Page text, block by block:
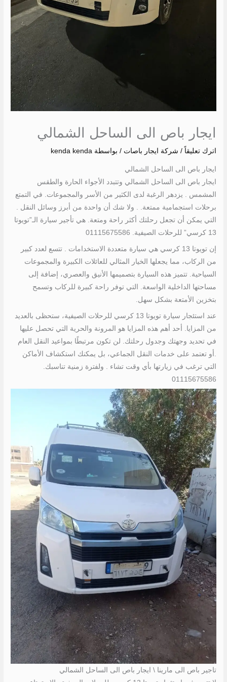
ايجار باص الى الساحل الشمالي
اترك تعليقاً / شركة ايجار باصات / بواسطة kenda kenda
ايجار باص الى الساحل الشمالي
ايجار باص الى الساحل الشمالي وتتبدد الأجواء الحارة والطقس
المشمس . يزدهر الرغبة لدى الكثير من الأسر والمجموعات. في التمتع
برحلات استجمامية ممتعة. . ولا شك أن واحدة من أبرز وسائل النقل .
التي يمكن أن تجعل رحلتك أكثر راحة ومتعة. هي تأجير سيارة الـ”تويوتا
13 كرسي” للرحلات الصيفية. 01115675586
إن تويوتا 13 كرسي هي سيارة متعددة الاستخدامات . تتسع لعدد كبير
من الركاب، مما يجعلها الخيار المثالي للعائلات الكبيرة والمجموعات
السياحية. تتميز هذه السيارة بتصميمها الأنيق والعصري، إضافة إلى
مساحتها الداخلية الواسعة. التي توفر راحة كبيرة للركاب وتسمح
بتخزين الأمتعة بشكل سهل.
عند استئجار سيارة تويوتا 13 كرسي للرحلات الصيفية، ستحظى بالعديد
من المزايا. أحد أهم هذه المزايا هو المرونة والحرية التي تحصل عليها
في تحديد وجهتك وجدول رحلتك. لن تكون مرتبطًا بمواعيد النقل العام
.أو تعتمد على خدمات النقل الجماعي، بل يمكنك استكشاف الأماكن
التي ترغب في زيارتها بأي وقت تشاء . ولفترة زمنية تناسبك.
01115675586
تاجير باص الى مارينا \ ايجار باص الى الساحل الشمالي